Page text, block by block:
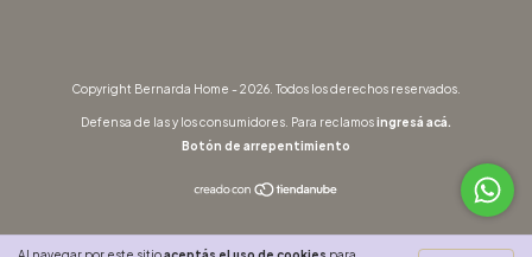
Copyright Bernarda Home - 2026. Todos los derechos reservados.
Defensa de las y los consumidores. Para reclamosingresá acá.
Botón de arrepentimiento